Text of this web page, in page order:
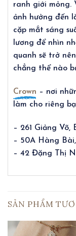
ranh giới mỏng.
ảnh hưởng đến
cặp mắt sáng
lương để nhìn
quanh sẽ trở
chẳng thể nào
Crown – nơi
làm cho riêng
– 261 Giảng
– 50A Hàng
– 42 Đặng Thị
SẢN PHẨM